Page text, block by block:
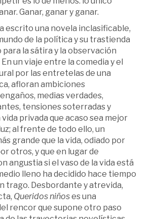
Ganar, ganar y ganar.
escrito una novela inclasificable,
de la política y su trastienda
para la sátira y la observación
un viaje entre la comedia y el
por las entretelas de una
afloran ambiciones
medias verdades,
tensiones soterradas y
privada que acaso sea mejor
al frente de todo ello, un
grande que la vida, odiado por
otros, y que en lugar de
angustia si el vaso de la vida está
lleno ha decidido hace tiempo
trago. Desbordante y atrevida,
Queridos niñoses una
rencor que supone otro paso